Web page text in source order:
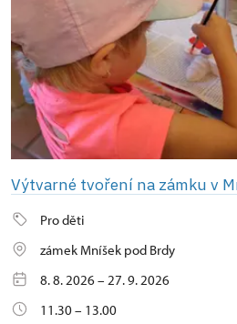
Výtvarné tvoření na zámku v
Pro děti
zámek Mníšek pod Brdy
8. 8. 2026 – 27. 9. 2026
11.30 – 13.00